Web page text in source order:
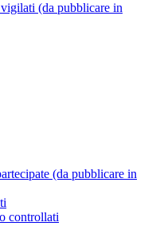
(da pubblicare in
(da pubblicare in
controllati